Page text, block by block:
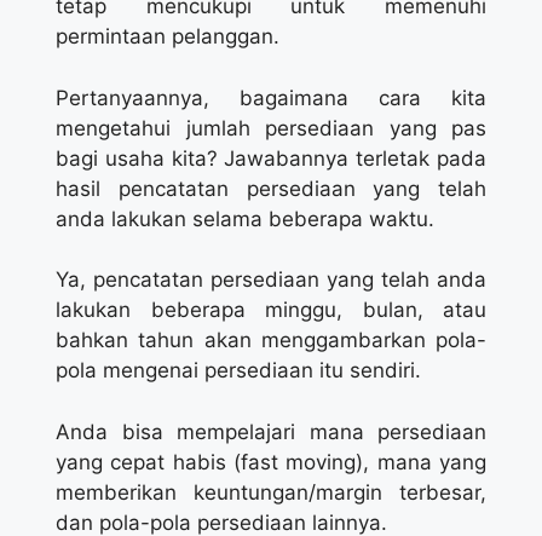
tetap mencukupi untuk memenuhi
permintaan pelanggan.
Pertanyaannya, bagaimana cara kita
mengetahui jumlah persediaan yang pas
bagi usaha kita? Jawabannya terletak pada
hasil pencatatan persediaan yang telah
anda lakukan selama beberapa waktu.
Ya, pencatatan persediaan yang telah anda
lakukan beberapa minggu, bulan, atau
bahkan tahun akan menggambarkan pola-
pola mengenai persediaan itu sendiri.
Anda bisa mempelajari mana persediaan
yang cepat habis (fast moving), mana yang
memberikan keuntungan/margin terbesar,
dan pola-pola persediaan lainnya.